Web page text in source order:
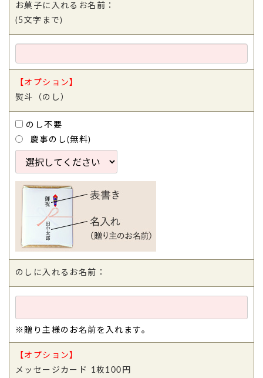
お菓子に入れるお名前：
(5文字まで)
【オプション】
熨斗（のし）
のし不要
慶事のし(無料)
のしに入れるお名前：
※贈り主様のお名前を入れます。
【オプション】
メッセージカード 1枚100円